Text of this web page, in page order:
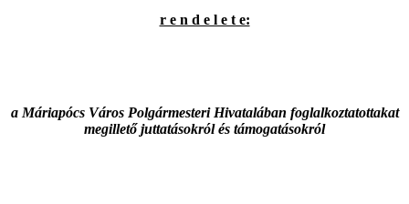
r e n d e l e t e:
a Máriapócs Város Polgármesteri Hivatalában foglalkoztatottakat
megillető juttatásokról és támogatásokról